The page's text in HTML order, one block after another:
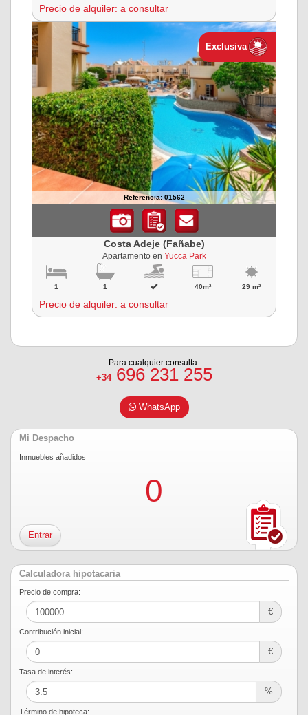
Precio de alquiler: a consultar
Exclusiva
Referencia: 01562
Costa Adeje (Fañabe)
Apartamento en Yucca Park
1 1 40m² 29 m²
Precio de alquiler: a consultar
Para cualquier consulta:
+34696 231 255
WhatsApp
Mi Despacho
Inmuebles añadidos
0
Entrar
Calculadora hipotacaria
Precio de compra:
€
Contribución inicial:
€
Tasa de interés:
%
Término de hipoteca: